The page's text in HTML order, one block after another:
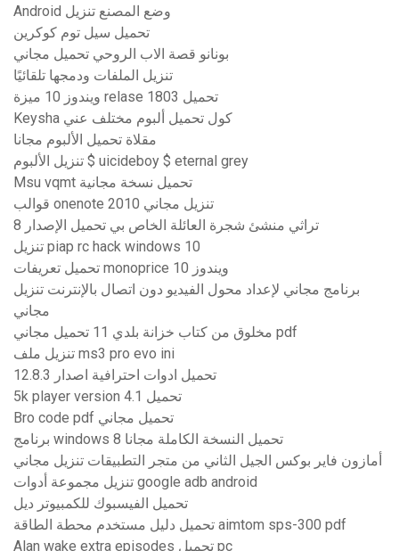
Android وضع المصنع تنزيل
تحميل سيل توم كوكرين
بونانو قصة الاب الروحي تحميل مجاني
تنزيل الملفات ودمجها تلقائيًا
ويندوز 10 ميزة relase 1803 تحميل
Keysha كول تحميل ألبوم مختلف عني
مقلاة تحميل الألبوم مجانا
تنزيل الألبوم $ uicideboy $ eternal grey
Msu vqmt تحميل نسخة مجانية
قوالب onenote 2010 تنزيل مجاني
تراثي منشئ شجرة العائلة الخاص بي تحميل الإصدار 8
تنزيل piap rc hack windows 10
تحميل تعريفات monoprice ويندوز 10
برنامج مجاني لإعداد محول الفيديو دون اتصال بالإنترنت تنزيل
مجاني
مخلوق من كتاب خزانة بلدي 11 تحميل مجاني pdf
تنزيل ملف ms3 pro evo ini
تحميل ادوات احترافية اصدار 12.8.3
5k player version 4.1 تحميل
Bro code pdf تحميل مجاني
برنامج windows 8 تحميل النسخة الكاملة مجانا
أمازون فاير بوكس ​​الجيل الثاني من متجر التطبيقات تنزيل مجاني
تنزيل مجموعة أدوات google adb android
تحميل الفيسبوك للكمبيوتر ديل
تحميل دليل مستخدم محطة الطاقة aimtom sps-300 pdf
Alan wake extra episodes تحميل pc